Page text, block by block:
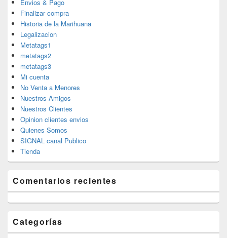
Envios & Pago
Finalizar compra
Historia de la Marihuana
Legalizacion
Metatags1
metatags2
metatags3
Mi cuenta
No Venta a Menores
Nuestros Amigos
Nuestros Clientes
Opinion clientes envios
Quienes Somos
SIGNAL canal Publico
Tienda
Comentarios recientes
Categorías